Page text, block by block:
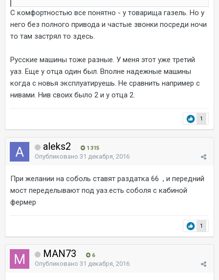
С комфортностью все понятно - у товарища газель. Но у
него без полного привода и частые звонки посреди ночи
то там застрял то здесь.
Русские машины тоже разные. У меня этот уже третий
уаз. Еще у отца один был. Вполне надежные машины
когда с новья эксплуатируешь. Не сравнить например с
нивами. Нив своих было 2 и у отца 2.
1
aleks2 1 315
Опубликовано 31 декабря, 2016
При желании на соболь ставят раздатка 66 , и передний
мост переделывают под уаз.есть соболя с кабиной
фермер
1
MAN73 6
Опубликовано 31 декабря, 2016